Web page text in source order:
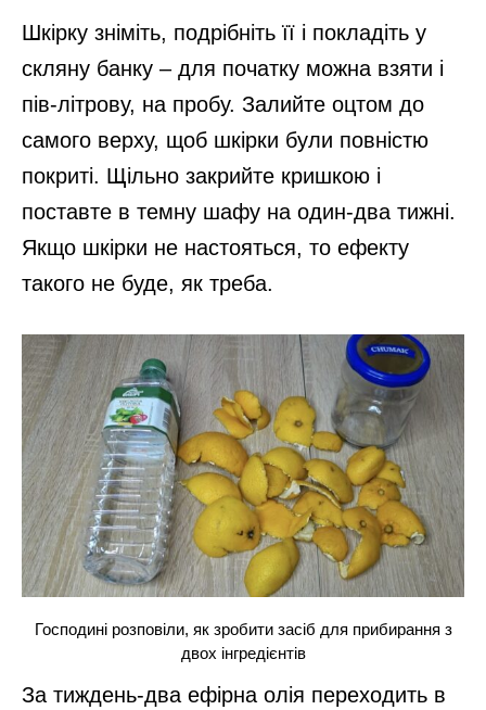
Шкірку зніміть, подрібніть її і покладіть у
скляну банку – для початку можна взяти і
пів-літрову, на пробу. Залийте оцтом до
самого верху, щоб шкірки були повністю
покриті. Щільно закрийте кришкою і
поставте в темну шафу на один-два тижні.
Якщо шкірки не настояться, то ефекту
такого не буде, як треба.
Господині розповіли, як зробити засіб для прибирання з
двох інгредієнтів
За тиждень-два ефірна олія переходить в